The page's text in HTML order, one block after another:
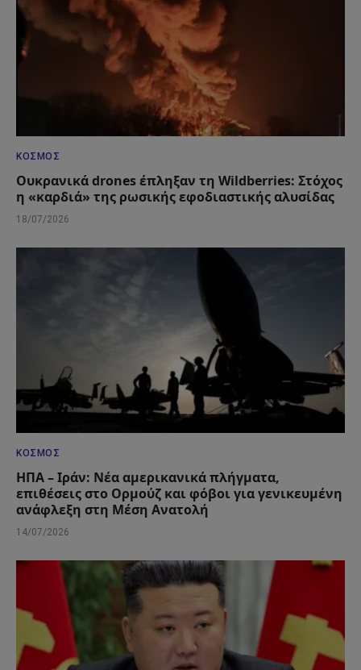
ΚΌΣΜΟΣ
Ουκρανικά drones έπληξαν τη Wildberries: Στόχος
η «καρδιά» της ρωσικής εφοδιαστικής αλυσίδας
18/07/2026
ΚΌΣΜΟΣ
ΗΠΑ – Ιράν: Νέα αμερικανικά πλήγματα,
επιθέσεις στο Ορμούζ και φόβοι για γενικευμένη
ανάφλεξη στη Μέση Ανατολή
14/07/2026